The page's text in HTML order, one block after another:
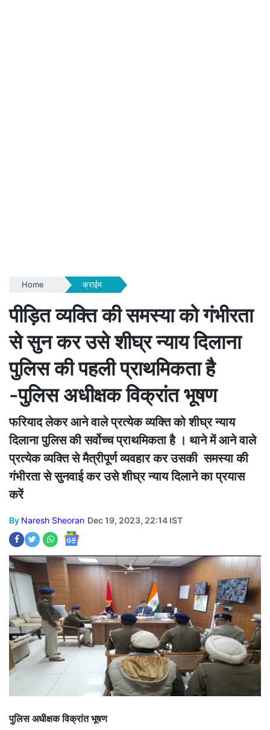
Home क्राईम
पीड़ित व्यक्ति की समस्या को गंभीरता
से सुन कर उसे शीघ्र न्याय दिलाना
पुलिस की पहली प्राथमिकता है
-पुलिस अधीक्षक विक्रांत भूषण
फरियाद लेकर आने वाले प्रत्येक व्यक्ति को शीघ्र न्याय
दिलाना पुलिस की सर्वोच्च प्राथमिकता है । थाने में आने वाले
प्रत्येक व्यक्ति से मैत्रीपूर्ण व्यवहार कर उसकी समस्या की
गंभीरता से सुनवाई कर उसे शीघ्र न्याय दिलाने का प्रयास
करें
By Naresh Sheoran Dec 19, 2023, 22:14 IST
पुलिस अधीक्षक विक्रांत भूषण